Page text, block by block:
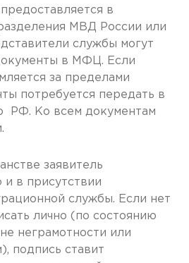
в
МВД России или
службы могут
в МФЦ. Если
за пределами
потребуется передать в
РФ. Ко всем документам
заявитель
и в присутствии
службы. Если нет
лично (по состоянию
неграмотности или
подпись ставит